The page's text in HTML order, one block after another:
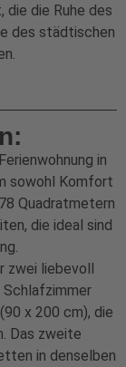
die Ruhe des
des städtischen
in
sowohl Komfort
Quadratmetern
die ideal sind
zwei liebevoll
x 200 cm), die
Das zweite
in denselben